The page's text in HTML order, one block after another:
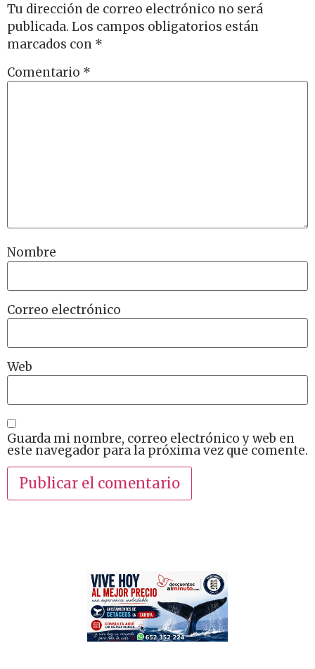
Tu dirección de correo electrónico no será
publicada. Los campos obligatorios están
marcados con *
Comentario *
Nombre
Correo electrónico
Web
Guarda mi nombre, correo electrónico y web en
este navegador para la próxima vez que comente.